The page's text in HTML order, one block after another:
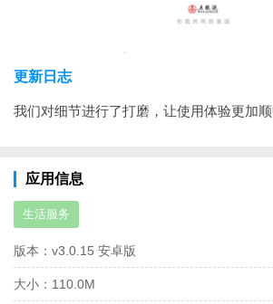
更新日志
我们对细节进行了打磨，让使用体验更加顺
应用信息
生活服务
版本： v3.0.15 安卓版
大小： 110.0M